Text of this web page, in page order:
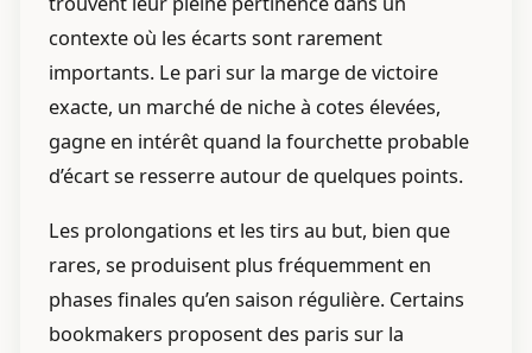
contexte où les écarts sont rarement
importants. Le pari sur la marge de victoire
exacte, un marché de niche à cotes élevées,
gagne en intérêt quand la fourchette probable
d’écart se resserre autour de quelques points.
Les prolongations et les tirs au but, bien que
rares, se produisent plus fréquemment en
phases finales qu’en saison régulière. Certains
bookmakers proposent des paris sur la